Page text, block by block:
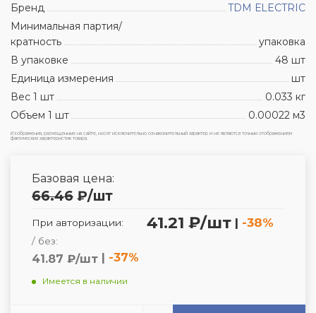
Бренд
TDM ЕLECTRIC
Минимальная партия/
кратность
упаковка
В упаковке
48 шт
Единица измерения
шт
Вес 1 шт
0.033 кг
Объем 1 шт
0.00022 м3
Изображения, размещенные на сайте, носят исключительно ознакомительный характер и не являются точным отображением
фактических характеристик товара.
Базовая цена:
66.46 ₽/шт
При авторизации: 41.21 ₽/шт | -38%
/ без:
41.87 ₽/шт -37%
Имеется в наличии